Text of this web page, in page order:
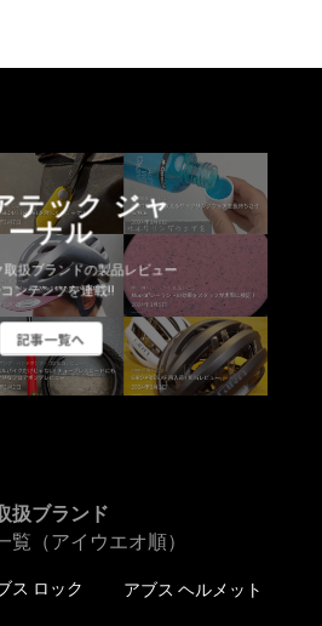
テック ジャ
ーナル
取扱ブランドの製品レビュー
ンテンツを連載!!
記事一覧へ
扱ブランド
覧（アイウエオ順）
ス ロック アブス ヘルメット